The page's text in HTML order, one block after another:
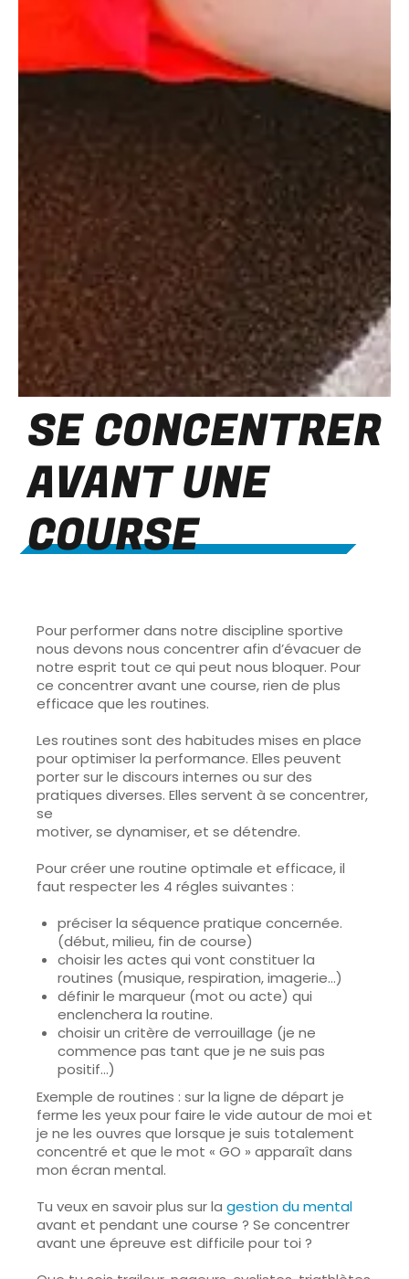
SE CONCENTRER
AVANT UNE
COURSE
Pour performer dans notre discipline sportive
nous devons nous concentrer afin d’évacuer de
notre esprit tout ce qui peut nous bloquer. Pour
ce concentrer avant une course, rien de plus
efficace que les routines.
Les routines sont des habitudes mises en place
pour optimiser la performance. Elles peuvent
porter sur le discours internes ou sur des
pratiques diverses. Elles servent à se concentrer,
se
motiver, se dynamiser, et se détendre.
Pour créer une routine optimale et efficace, il
faut respecter les 4 régles suivantes :
préciser la séquence pratique concernée.
(début, milieu, fin de course)
choisir les actes qui vont constituer la
routines (musique, respiration, imagerie…)
définir le marqueur (mot ou acte) qui
enclenchera la routine.
choisir un critère de verrouillage (je ne
commence pas tant que je ne suis pas
positif…)
Exemple de routines : sur la ligne de départ je
ferme les yeux pour faire le vide autour de moi et
je ne les ouvres que lorsque je suis totalement
concentré et que le mot « GO » apparaît dans
mon écran mental.
Tu veux en savoir plus sur la gestion du mental
avant et pendant une course ? Se concentrer
avant une épreuve est difficile pour toi ?